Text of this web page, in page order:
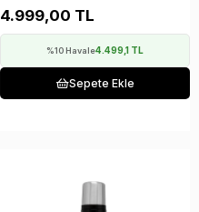
4.999,00 TL
%10 Havale4.499,1 TL
Sepete Ekle